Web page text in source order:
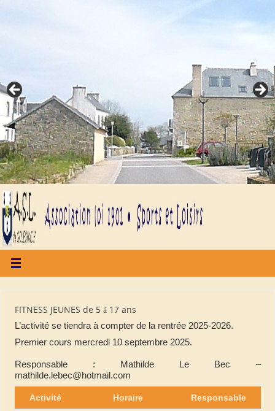
FITNESS JEUNES de 5 à 17 ans
L’activité se tiendra à compter de la rentrée 2025-2026.
Premier cours mercredi 10 septembre 2025.
Responsable : Mathilde Le Bec –
mathilde.lebec@hotmail.com
Activité Horaire Responsable